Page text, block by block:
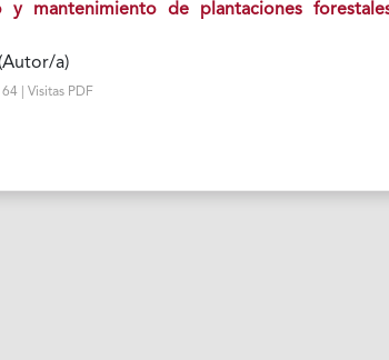
y mantenimiento de plantaciones
a)
| Visitas PDF